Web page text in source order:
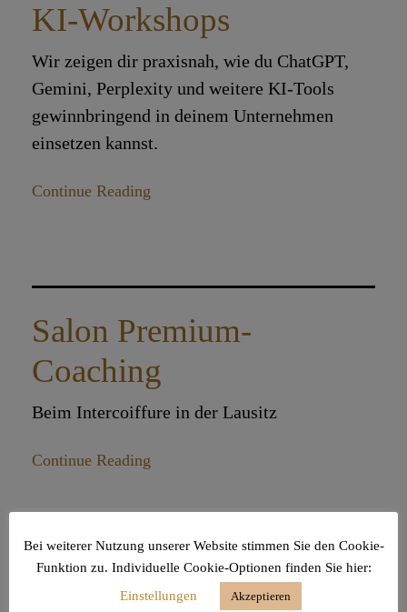
KI-Workshops
Wir zeigen dir praxisnah, wie du ChatGPT,
Gemini, Perplexity und weitere KI-Tools
gewinnbringend in deinem Unternehmen
einsetzen kannst.
Continue Reading
Salon Premium-
Coaching
Beim Intercoiffure in der Lausitz
Continue Reading
Haarschneider Insights
Bei weiterer Nutzung unserer Website stimmen Sie den Cookie-
Funktion zu. Individuelle Cookie-Optionen finden Sie hier:
Einstellungen
Akzeptieren